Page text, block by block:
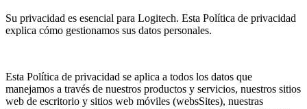
Su privacidad es esencial para Logitech. Esta Política de privacidad
explica cómo gestionamos sus datos personales.
Esta Política de privacidad se aplica a todos los datos que
manejamos a través de nuestros productos y servicios, nuestros sitios
web de escritorio y sitios web móviles (websSites), nuestras